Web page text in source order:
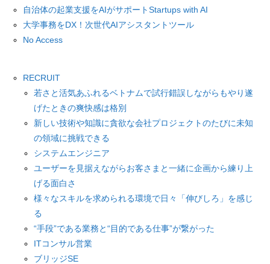
自治体の起業支援をAIがサポートStartups with AI
大学事務をDX！次世代AIアシスタントツール
No Access
RECRUIT
若さと活気あふれるベトナムで試行錯誤しながらもやり遂
げたときの爽快感は格別
新しい技術や知識に貪欲な会社プロジェクトのたびに未知
の領域に挑戦できる
システムエンジニア
ユーザーを見据えながらお客さまと一緒に企画から練り上
げる面白さ
様々なスキルを求められる環境で日々「伸びしろ」を感じ
る
“手段”である業務と“目的である仕事”が繋がった
ITコンサル営業
ブリッジSE